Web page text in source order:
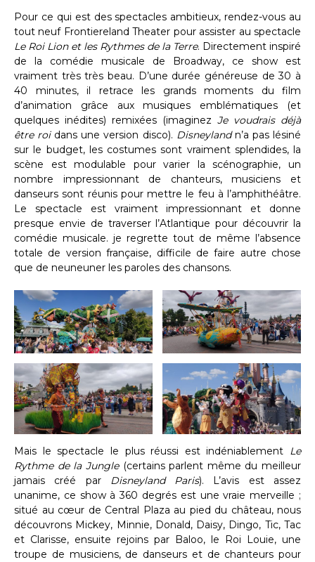
Pour ce qui est des spectacles ambitieux, rendez-vous au
tout neuf Frontiereland Theater pour assister au spectacle
Le Roi Lion et les Rythmes de la Terre. Directement inspiré
de la comédie musicale de Broadway, ce show est
vraiment très très beau. D’une durée généreuse de 30 à
40 minutes, il retrace les grands moments du film
d’animation grâce aux musiques emblématiques (et
quelques inédites) remixées (imaginez Je voudrais déjà
être roidans une version disco). Disneylandn’a pas lésiné
sur le budget, les costumes sont vraiment splendides, la
scène est modulable pour varier la scénographie, un
nombre impressionnant de chanteurs, musiciens et
danseurs sont réunis pour mettre le feu à l’amphithéâtre.
Le spectacle est vraiment impressionnant et donne
presque envie de traverser l’Atlantique pour découvrir la
comédie musicale. je regrette tout de même l’absence
totale de version française, difficile de faire autre chose
que de neuneuner les paroles des chansons.
Mais le spectacle le plus réussi est indéniablement Le
Rythme de la Jungle(certains parlent même du meilleur
jamais créé par Disneyland Paris). L’avis est assez
unanime, ce show à 360 degrés est une vraie merveille ;
situé au cœur de Central Plaza au pied du château, nous
découvrons Mickey, Minnie, Donald, Daisy, Dingo, Tic, Tac
et Clarisse, ensuite rejoins par Baloo, le Roi Louie, une
troupe de musiciens, de danseurs et de chanteurs pour